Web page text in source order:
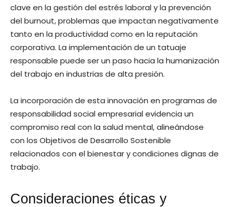
clave en la gestión del estrés laboral y la prevención
del burnout, problemas que impactan negativamente
tanto en la productividad como en la reputación
corporativa. La implementación de un tatuaje
responsable puede ser un paso hacia la humanización
del trabajo en industrias de alta presión.
La incorporación de esta innovación en programas de
responsabilidad social empresarial evidencia un
compromiso real con la salud mental, alineándose
con los Objetivos de Desarrollo Sostenible
relacionados con el bienestar y condiciones dignas de
trabajo.
Consideraciones éticas y